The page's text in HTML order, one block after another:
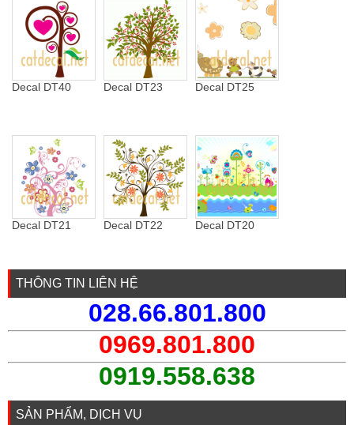
Decal DT40 Decal DT23 Decal DT25
Decal DT21 Decal DT22 Decal DT20
THÔNG TIN LIÊN HỆ
028.66.801.800
0969.801.800
0919.558.638
SẢN PHẨM, DỊCH VỤ